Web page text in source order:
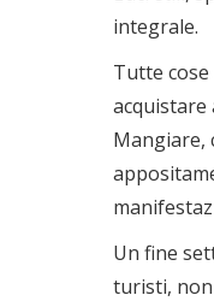
integrale.
Tutte
acquistare
Mangiare,
Un fine
turisti,